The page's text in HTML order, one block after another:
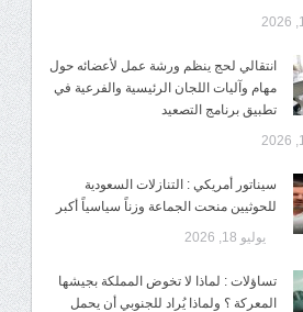
انتقالي لحج ينظم ورشة عمل لأعضائه حول
مهام وآليات اللجان الرئيسية والفرعية في
تطبيق برنامج التصعيد
سيناتور أمريكي : التنازلات السعودية
للحوثيين منحت الجماعة وزناً سياسياً أكبر
يوليو 18, 2026
تساؤلات : لماذا لا تخوض المملكة بجيشها
المعركة ؟ ولماذا يُراد للجنوبي أن يحمل